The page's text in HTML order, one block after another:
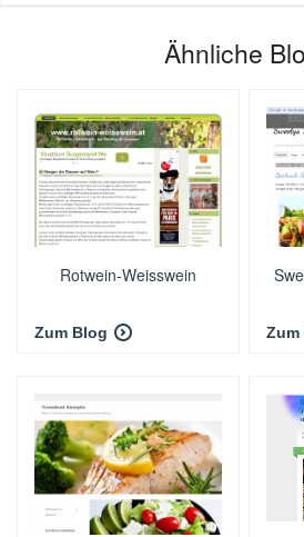
Ähnliche
Rotwein-Weisswein
Zum Blog Zum